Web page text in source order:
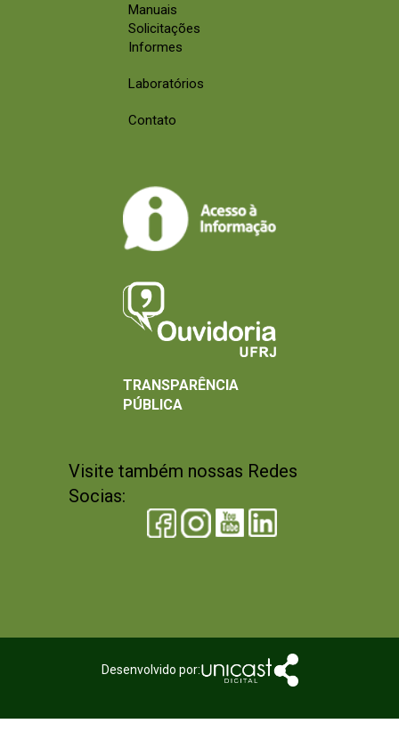
Manuais
Solicitações
Informes
Laboratórios
Contato
Visite também nossas Redes
Socias:
TRANSPARÊNCIA
PÚBLICA
Desenvolvido por: